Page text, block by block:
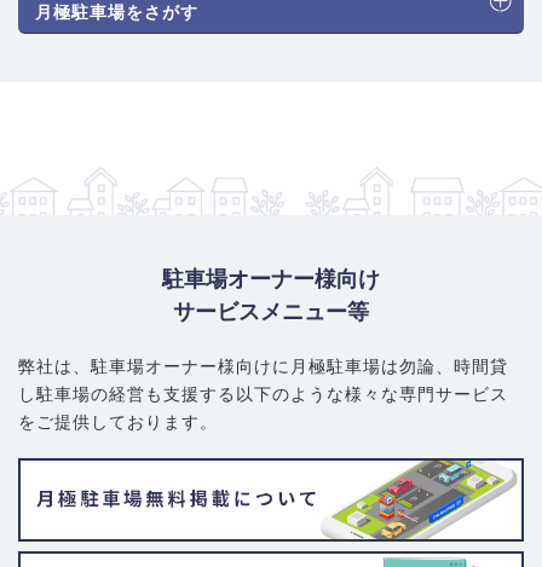
月極駐車場をさがす
駐車場オーナー様向け
サービスメニュー等
弊社は、駐車場オーナー様向けに月極駐車場は勿論、 時間貸
し駐車場の経営も支援する以下のような様々な専門サービス
をご提供しております。